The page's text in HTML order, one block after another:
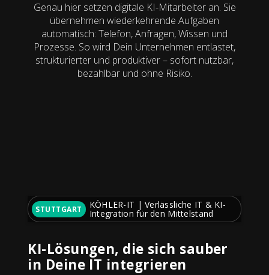
Genau hier setzen digitale KI-Mitarbeiter an. Sie
übernehmen wiederkehrende Aufgaben
automatisch: Telefon, Anfragen, Wissen und
Prozesse. So wird Dein Unternehmen entlastet,
strukturierter und produktiver – sofort nutzbar,
bezahlbar und ohne Risiko.
STUTTGART KÖHLER-IT | Verlässliche IT & KI-
Integration für den Mittelstand
KI-Lösungen, die sich sauber
in Deine IT integrieren